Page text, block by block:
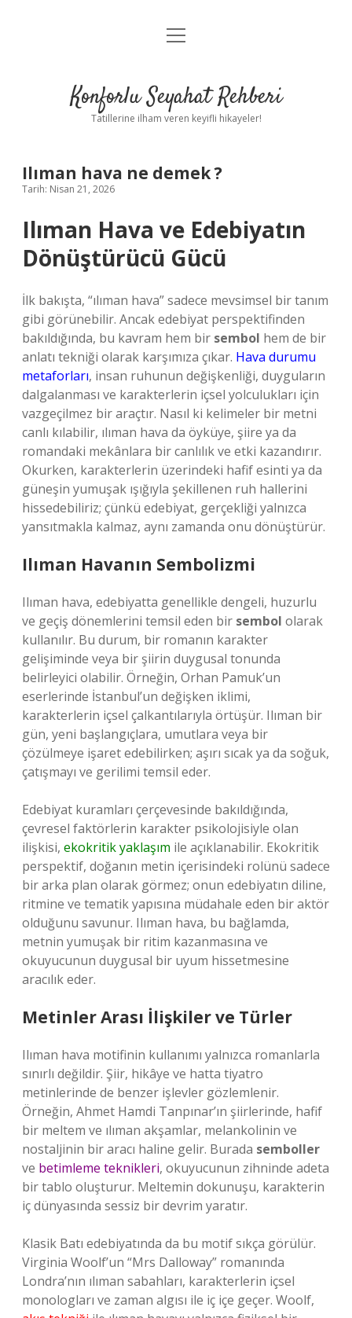
Anasayfa
Yasal Uyarı
menüyü
Konforlu Seyahat Rehberi
Tatillerine ilham veren keyifli hikayeler!
Ilıman hava ne demek ?
Tarih: Nisan 21, 2026
Ilıman Hava ve Edebiyatın
Dönüştürücü Gücü
İlk bakışta, “ılıman hava” sadece mevsimsel bir tanım
gibi görünebilir. Ancak edebiyat perspektifinden
bakıldığında, bu kavram hem bir sembol hem de bir
anlatı tekniği olarak karşımıza çıkar. Hava durumu
metaforları, insan ruhunun değişkenliği, duyguların
dalgalanması ve karakterlerin içsel yolculukları için
vazgeçilmez bir araçtır. Nasıl ki kelimeler bir metni
canlı kılabilir, ılıman hava da öyküye, şiire ya da
romandaki mekânlara bir canlılık ve etki kazandırır.
Okurken, karakterlerin üzerindeki hafif esinti ya da
güneşin yumuşak ışığıyla şekillenen ruh hallerini
hissedebiliriz; çünkü edebiyat, gerçekliği yalnızca
yansıtmakla kalmaz, aynı zamanda onu dönüştürür.
Ilıman Havanın Sembolizmi
Ilıman hava, edebiyatta genellikle dengeli, huzurlu
ve geçiş dönemlerini temsil eden bir sembol olarak
kullanılır. Bu durum, bir romanın karakter
gelişiminde veya bir şiirin duygusal tonunda
belirleyici olabilir. Örneğin, Orhan Pamuk’un
eserlerinde İstanbul’un değişken iklimi,
karakterlerin içsel çalkantılarıyla örtüşür. Ilıman bir
gün, yeni başlangıçlara, umutlara veya bir
çözülmeye işaret edebilirken; aşırı sıcak ya da soğuk,
çatışmayı ve gerilimi temsil eder.
Edebiyat kuramları çerçevesinde bakıldığında,
çevresel faktörlerin karakter psikolojisiyle olan
ilişkisi, ekokritik yaklaşım ile açıklanabilir. Ekokritik
perspektif, doğanın metin içerisindeki rolünü sadece
bir arka plan olarak görmez; onun edebiyatın diline,
ritmine ve tematik yapısına müdahale eden bir aktör
olduğunu savunur. Ilıman hava, bu bağlamda,
metnin yumuşak bir ritim kazanmasına ve
okuyucunun duygusal bir uyum hissetmesine
aracılık eder.
Metinler Arası İlişkiler ve Türler
Ilıman hava motifinin kullanımı yalnızca romanlarla
sınırlı değildir. Şiir, hikâye ve hatta tiyatro
metinlerinde de benzer işlevler gözlemlenir.
Örneğin, Ahmet Hamdi Tanpınar’ın şiirlerinde, hafif
bir meltem ve ılıman akşamlar, melankolinin ve
nostaljinin bir aracı haline gelir. Burada semboller
ve betimleme teknikleri, okuyucunun zihninde adeta
bir tablo oluşturur. Meltemin dokunuşu, karakterin
iç dünyasında sessiz bir devrim yaratır.
Klasik Batı edebiyatında da bu motif sıkça görülür.
Virginia Woolf’un “Mrs Dalloway” romanında
Londra’nın ılıman sabahları, karakterlerin içsel
monologları ve zaman algısı ile iç içe geçer. Woolf,